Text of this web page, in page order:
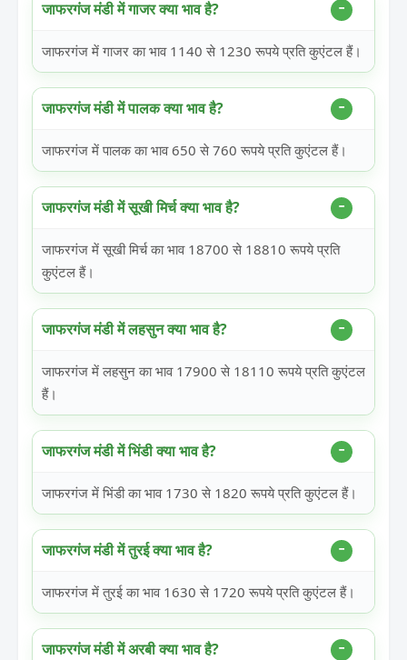
जाफरगंज मंडी में गाजर क्या भाव है?
जाफरगंज में गाजर का भाव 1140 से 1230 रूपये प्रति कुएंटल हैं।
जाफरगंज मंडी में पालक क्या भाव है?
जाफरगंज में पालक का भाव 650 से 760 रूपये प्रति कुएंटल हैं।
जाफरगंज मंडी में सूखी मिर्च क्या भाव है?
जाफरगंज में सूखी मिर्च का भाव 18700 से 18810 रूपये प्रति
कुएंटल हैं।
जाफरगंज मंडी में लहसुन क्या भाव है?
जाफरगंज में लहसुन का भाव 17900 से 18110 रूपये प्रति कुएंटल
हैं।
जाफरगंज मंडी में भिंडी क्या भाव है?
जाफरगंज में भिंडी का भाव 1730 से 1820 रूपये प्रति कुएंटल हैं।
जाफरगंज मंडी में तुरई क्या भाव है?
जाफरगंज में तुरई का भाव 1630 से 1720 रूपये प्रति कुएंटल हैं।
जाफरगंज मंडी में अरबी क्या भाव है?